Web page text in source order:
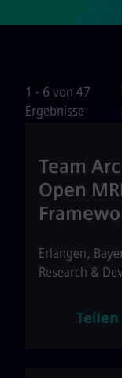
1 - 6 von 47
Ergebnisse
Team
Open
Erlangen,
Research &
Teilen